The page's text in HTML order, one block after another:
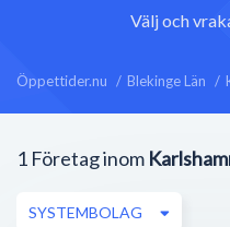
Välj och
Öppettider.nu Blekinge Län
1 Företag inom
SYSTEMBOLAG